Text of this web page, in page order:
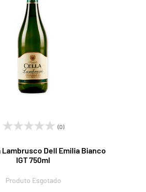
(0)
Lambrusco Dell Emilia Bianco
IGT 750ml
Produto Esgotado